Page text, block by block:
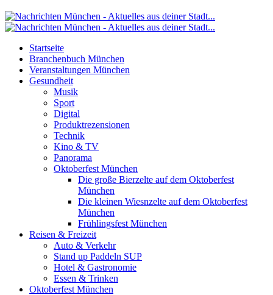
Startseite
Branchenbuch München
Veranstaltungen München
Gesundheit
Musik
Sport
Digital
Produktrezensionen
Technik
Kino & TV
Panorama
Oktoberfest München
Die große Bierzelte auf dem Oktoberfest
München
Die kleinen Wiesnzelte auf dem Oktoberfest
München
Frühlingsfest München
Reisen & Freizeit
Auto & Verkehr
Stand up Paddeln SUP
Hotel & Gastronomie
Essen & Trinken
Oktoberfest München